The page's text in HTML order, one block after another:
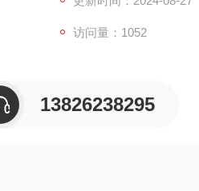
使用： 访问量：1052
13826238295